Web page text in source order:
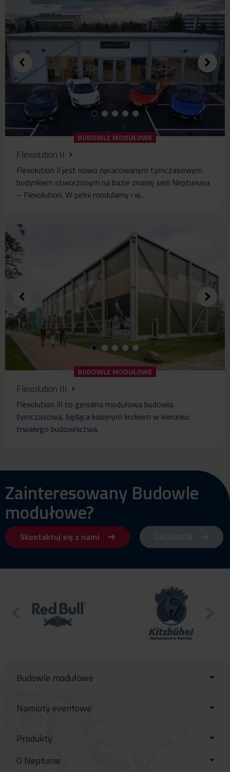
BUDOWLE MODUŁOWE
Flexolution II
Flexolution II jest nowo opracowanym tymczasowym
budynkiem stworzonym na bazie znanej serii Neptunusa
– Flexolution. W pełni modularny i w…
BUDOWLE MODUŁOWE
Flexolution III
Flexolution III to genialna modułowa budowla
tymczasowa, będąca kolejnym krokiem w kierunku
trwałego budownictwa.
Zainteresowany Budowle
modułowe?
Skontaktuj się z nami
Budowle modułowe
Namioty eventowe
Produkty
O Neptunie